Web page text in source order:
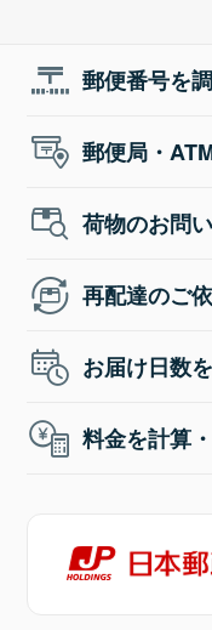
郵便番号を
郵便局・
荷物のお問
再配達のご
お届け日数
料金を計算